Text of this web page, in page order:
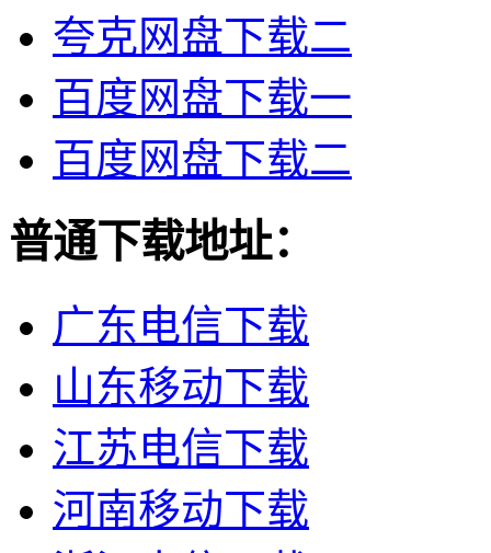
夸克网盘下载二
百度网盘下载一
百度网盘下载二
普通下载地址：
广东电信下载
山东移动下载
江苏电信下载
河南移动下载